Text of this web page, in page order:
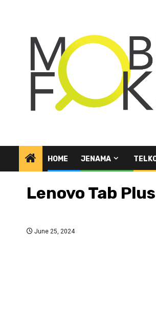
HOME JENAMA
Lenovo Tab
June 25, 2024